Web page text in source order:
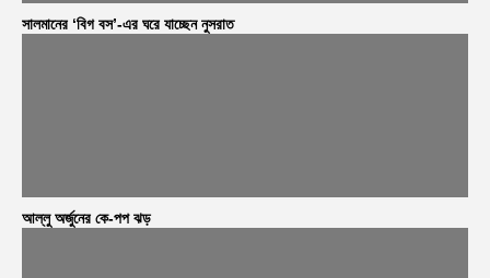
সালমানের ‘বিগ বস’-এর ঘরে যাচ্ছেন নুসরাত
আল্লু অর্জুনের কে-পপ ঝড়